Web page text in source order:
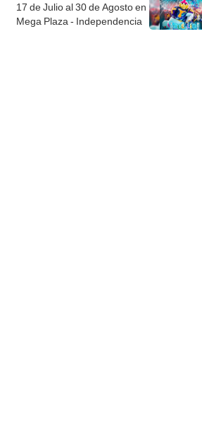
17 de Julio al 30 de Agosto en
Mega Plaza - Independencia